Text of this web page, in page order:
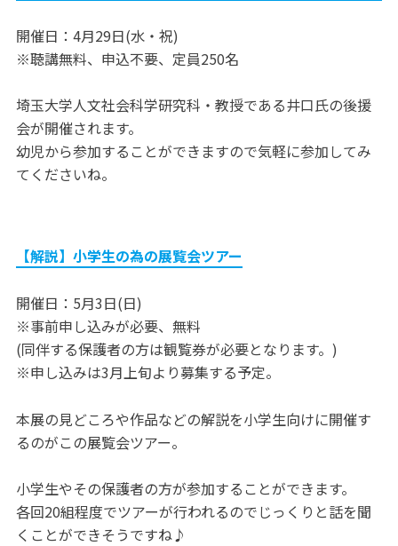
開催日：4月29日(水・祝)
※聴講無料、申込不要、定員250名
埼玉大学人文社会科学研究科・教授である井口氏の後援
会が開催されます。
幼児から参加することができますので気軽に参加してみ
てくださいね。
【解説】小学生の為の展覧会ツアー
開催日：5月3日(日)
※事前申し込みが必要、無料
(同伴する保護者の方は観覧券が必要となります。)
※申し込みは3月上旬より募集する予定。
本展の見どころや作品などの解説を小学生向けに開催す
るのがこの展覧会ツアー。
小学生やその保護者の方が参加することができます。
各回20組程度でツアーが行われるのでじっくりと話を聞
くことができそうですね♪